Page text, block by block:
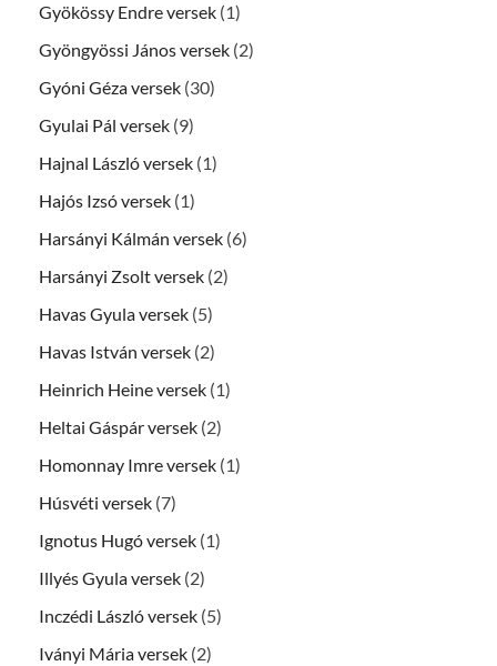
Gyökössy Endre versek (1)
Gyöngyössi János versek (2)
Gyóni Géza versek (30)
Gyulai Pál versek (9)
Hajnal László versek (1)
Hajós Izsó versek (1)
Harsányi Kálmán versek (6)
Harsányi Zsolt versek (2)
Havas Gyula versek (5)
Havas István versek (2)
Heinrich Heine versek (1)
Heltai Gáspár versek (2)
Homonnay Imre versek (1)
Húsvéti versek (7)
Ignotus Hugó versek (1)
Illyés Gyula versek (2)
Inczédi László versek (5)
Iványi Mária versek (2)